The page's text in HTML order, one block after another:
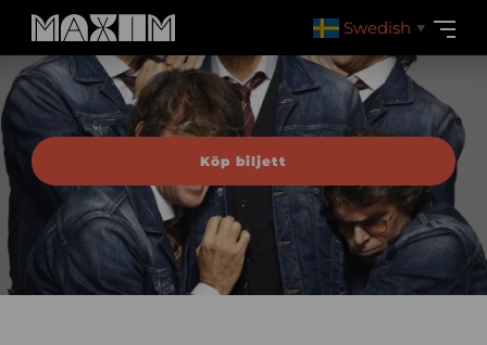
Swedish ▼
Köp biljett